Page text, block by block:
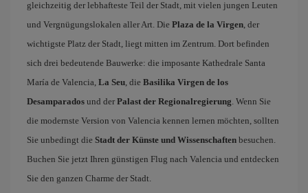
gleichzeitig der lebhafteste Teil der Stadt, mit vielen jungen Leuten
und Vergnügungslokalen aller Art. Die Plaza de la Virgen, der
wichtigste Platz der Stadt, liegt mitten im Zentrum. Dort befinden
sich drei bedeutende Bauwerke: die imposante Kathedrale Santa
María de Valencia, La Seu, die Basilika Virgen de los
Desamparados und der Palast der Regionalregierung. Wenn Sie
die modernste Version von Valencia kennen lernen möchten, sollten
Sie unbedingt die Stadt der Künste und Wissenschaften besuchen.
Buchen Sie jetzt Ihren günstigen Flug nach Valencia und entdecken
Sie den ganzen Charme der Stadt.